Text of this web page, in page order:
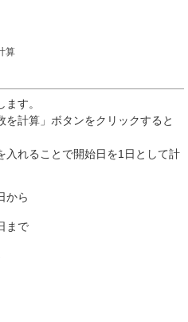
算
す。
を計算」ボタンをクリックすると
入れることで開始日を1日として計
から
まで